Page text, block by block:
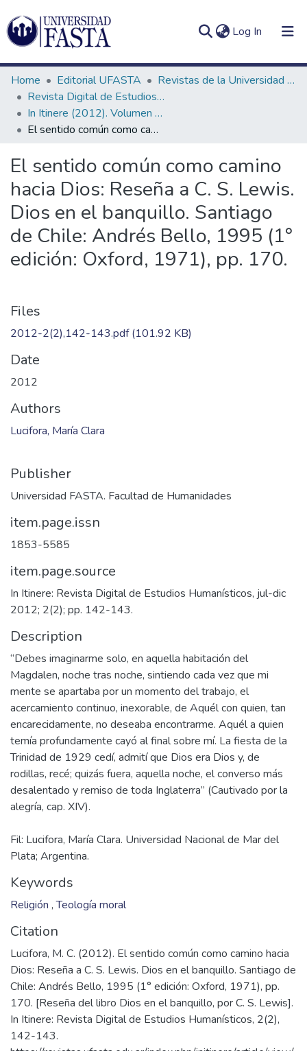
Log In (current)
&
Collections
All of DSpace
Statistics
Log
Home Editorial UFASTA
Revistas de la Universidad FASTA
Revista Digital de Estudios Humanísticos In Itinere
In Itinere (2012). Volumen 2, número 2
El sentido común como camino hacia Dios: Reseña a C. S. Lewis. Dios en el banquillo. Santiago de Chile: Andrés Bello, 1995 (1° edición: Oxford, 1971), pp. 170.
El sentido común como camino
hacia Dios: Reseña a C. S. Lewis.
Dios en el banquillo. Santiago
de Chile: Andrés Bello, 1995 (1°
edición: Oxford, 1971), pp. 170.
Files
2012-2(2),142-143.pdf
2012
Authors
Lucifora, María Clara
Publisher
Universidad FASTA. Facultad de Humanidades
item.page.issn
1853-5585
item.page.source
In Itinere: Revista Digital de Estudios Humanísticos, jul-dic
2012; 2(2); pp. 142-143.
Description
“Debes imaginarme solo, en aquella habitación del
Magdalen, noche tras noche, sintiendo cada vez que mi
mente se apartaba por un momento del trabajo, el
acercamiento continuo, inexorable, de Aquél con quien, tan
temía profundamente cayó al final sobre mí. La fiesta de la
Trinidad de 1929 cedí, admití que Dios era Dios y, de
desalentado y remiso de toda Inglaterra” (Cautivado por la
Fil: Lucifora, María Clara. Universidad Nacional de Mar del
Plata; Argentina.
Keywords
Religión,Teología moral
Citation